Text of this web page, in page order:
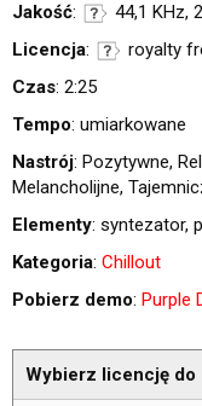
Jakość:
44,1 KHz,
Licencja:
royalty
Czas: 2:25
Tempo: umiarkowane
Nastrój: Pozytywne,
Melancholijne,
Elementy: syntezator,
Kategoria: Chillout
Pobierz demo: Purple
Wybierz licencję do